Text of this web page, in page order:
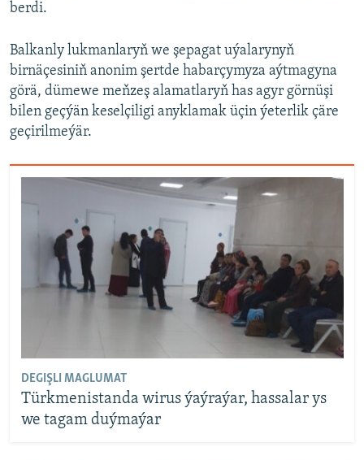
berdi.
Balkanly lukmanlaryň we şepagat uýalarynyň
birnäçesiniň anonim şertde habarçymyza aýtmagyna
görä, dümewe meňzeş alamatlaryň has agyr görnüşi
bilen geçýän keselçiligi anyklamak üçin ýeterlik çäre
geçirilmeýär.
DEGIŞLI MAGLUMAT
Türkmenistanda wirus ýaýraýar, hassalar ys
we tagam duýmaýar